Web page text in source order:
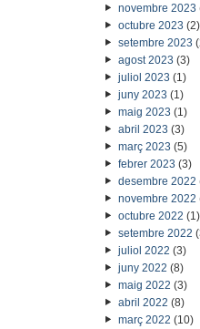
novembre 2023
octubre 2023 (2)
setembre 2023
agost 2023 (3)
juliol 2023 (1)
juny 2023 (1)
maig 2023 (1)
abril 2023 (3)
març 2023 (5)
febrer 2023 (3)
desembre 2022
novembre 2022
octubre 2022 (1)
setembre 2022
juliol 2022 (3)
juny 2022 (8)
maig 2022 (3)
abril 2022 (8)
març 2022 (10)